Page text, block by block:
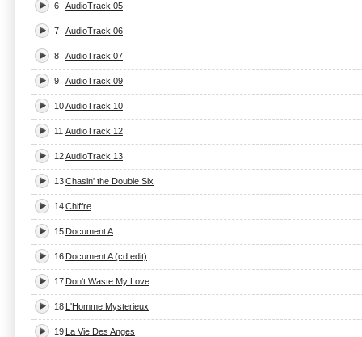
6 AudioTrack 05
7 AudioTrack 06
8 AudioTrack 07
9 AudioTrack 09
10AudioTrack 10
11 AudioTrack 12
12AudioTrack 13
13Chasin' the Double Six
14Chiffre
15 Document A
16 Document A (cd edit)
17 Don't Waste My Love
18 L'Homme Mysterieux
19 La Vie Des Anges